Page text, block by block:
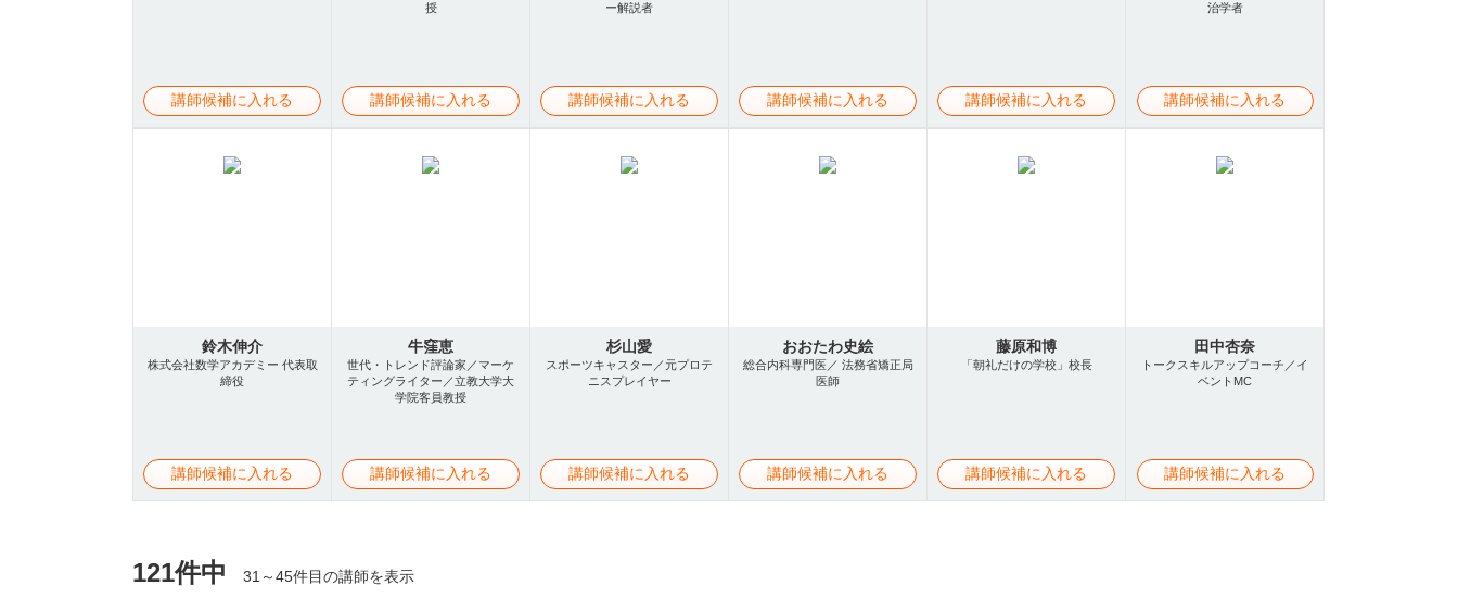
講師候補に入れる
授
講師候補に入れる
ー解説者
講師候補に入れる 講師候補に入れる 講師候補に入れる
治学者
講師候補に入れる
鈴木伸介
株式会社数学アカデミー 代表取
締役
講師候補に入れる
牛窪恵
世代・トレンド評論家／マーケ
ティングライター／立教大学大
学院客員教授
講師候補に入れる
杉山愛
スポーツキャスター／元プロテ
ニスプレイヤー
講師候補に入れる
おおたわ史絵
総合内科専門医／ 法務省矯正局
医師
講師候補に入れる
藤原和博
「朝礼だけの学校」校長
講師候補に入れる
田中杏奈
トークスキルアップコーチ／イ
ベントMC
講師候補に入れる
121件中 31～45件目の講師を表示